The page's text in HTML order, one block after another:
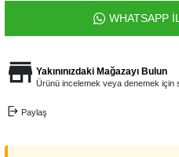
WHATSAPP
Yakınınızdaki Mağazayı Bulun
Ürünü incelemek veya denemek için
Paylaş